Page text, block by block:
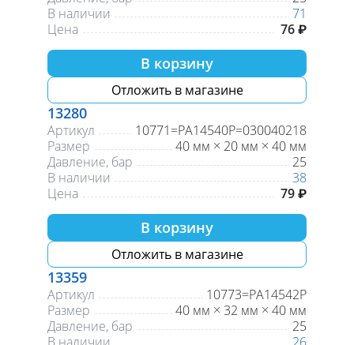
В наличии
71
Цена
76 ₽
В корзину
Отложить в магазине
13280
Артикул
10771=PA14540P=030040218
Размер
40 мм × 20 мм × 40 мм
Давление, бар
25
В наличии
38
Цена
79 ₽
В корзину
Отложить в магазине
13359
Артикул
10773=РА14542Р
Размер
40 мм × 32 мм × 40 мм
Давление, бар
25